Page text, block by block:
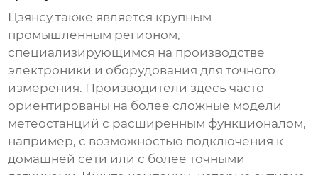
Цзянсу также является крупным
промышленным регионом,
специализирующимся на производстве
электроники и оборудования для точного
измерения. Производители здесь часто
ориентированы на более сложные модели
метеостанций с расширенным функционалом,
например, с возможностью подключения к
домашней сети или с более точными